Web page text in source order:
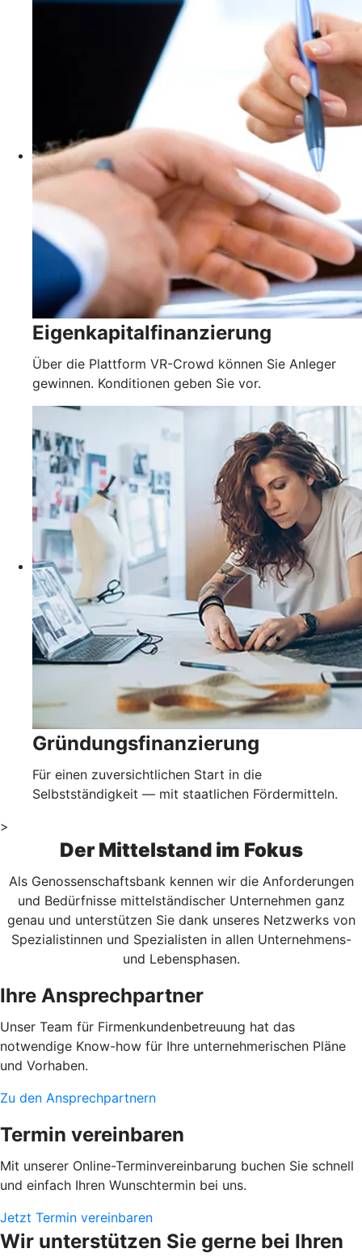
Eigenkapitalfinanzierung
Über die Plattform VR-Crowd können Sie Anleger
gewinnen. Konditionen geben Sie vor.
Gründungsfinanzierung
Für einen zuversichtlichen Start in die
Selbstständigkeit — mit staatlichen Fördermitteln.
>
Der Mittelstand im Fokus
Als Genossenschaftsbank kennen wir die Anforderungen
und Bedürfnisse mittelständischer Unternehmen ganz
genau und unterstützen Sie dank unseres Netzwerks von
Spezialistinnen und Spezialisten in allen Unternehmens-
und Lebensphasen.
Ihre Ansprechpartner
Unser Team für Firmenkundenbetreuung hat das
notwendige Know-how für Ihre unternehmerischen Pläne
und Vorhaben.
Zu den Ansprechpartnern
Termin vereinbaren
Mit unserer Online-Terminvereinbarung buchen Sie schnell
und einfach Ihren Wunschtermin bei uns.
Jetzt Termin vereinbaren
Wir unterstützen Sie gerne bei Ihren